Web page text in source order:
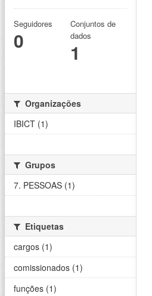
Seguidores
0
Conjuntos de
dados
1
Organizações
IBICT (1)
Grupos
7. PESSOAS (1)
Etiquetas
cargos (1)
comissionados (1)
funções (1)